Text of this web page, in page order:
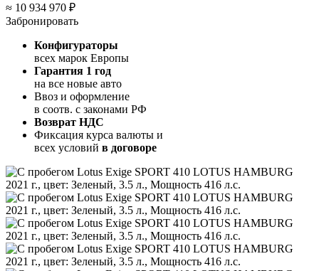
≈ 10 934 970 ₽
Забронировать
Конфигураторы
всех марок Европы
Гарантия 1 год
на все новые авто
Ввоз и оформление
в соотв. с законами РФ
Возврат НДС
Фиксация курса валюты и
всех условий в договоре